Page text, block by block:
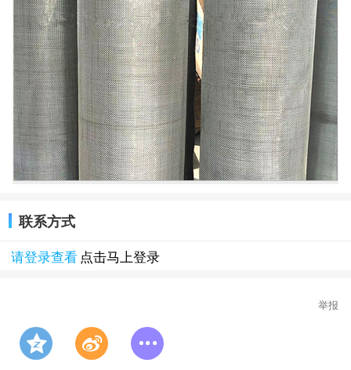
联系方式
请登录查看 点击马上登录
举报